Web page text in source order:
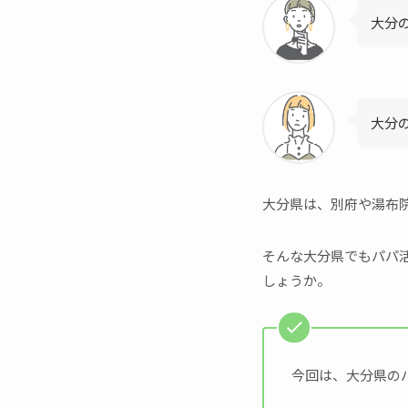
大分
大分
大分県は、別府や湯布
そんな大分県でもパパ
しょうか。
今回は、大分県の